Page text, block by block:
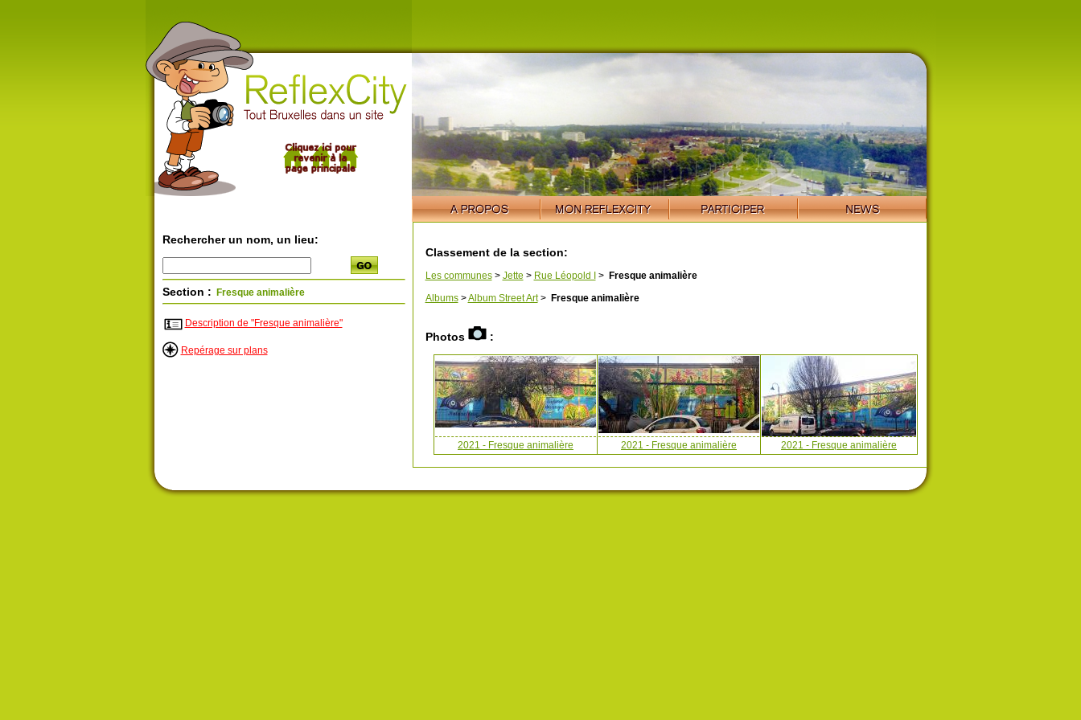
Rechercher un nom, un lieu:
Section : Fresque animalière
Description de "Fresque animalière"
Repérage sur plans
Classement de la section:
Les communes> Jette > Rue Léopold I >
Fresque animalière
Albums>Album Street Art> Fresque animalière
Photos :
2021 - Fresque animalière 2021 - Fresque animalière 2021 - Fresque animalière